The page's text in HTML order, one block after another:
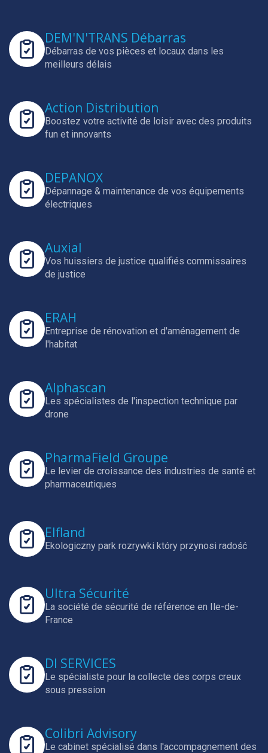
DEM'N'TRANS Débarras
Débarras de vos pièces et locaux dans les
meilleurs délais
Action Distribution
Boostez votre activité de loisir avec des produits
fun et innovants
DEPANOX
Dépannage & maintenance de vos équipements
électriques
Auxial
Vos huissiers de justice qualifiés commissaires
de justice
ERAH
Entreprise de rénovation et d'aménagement de
l'habitat
Alphascan
Les spécialistes de l'inspection technique par
drone
PharmaField Groupe
Le levier de croissance des industries de santé et
pharmaceutiques
Elfland
Ekologiczny park rozrywki który przynosi radość
Ultra Sécurité
La société de sécurité de référence en Ile-de-
France
DI SERVICES
Le spécialiste pour la collecte des corps creux
sous pression
Colibri Advisory
Le cabinet spécialisé dans l'accompagnement des